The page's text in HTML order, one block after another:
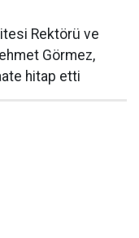
Rektörü ve
Görmez,
hitap etti